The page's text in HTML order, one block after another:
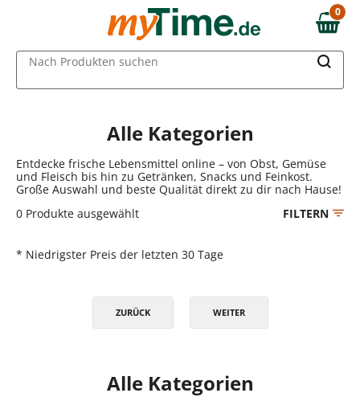
Zum Hauptinhalt springen
Zur Navigation springen
Zur Suche springen
0,00 €
0
Nach Produkten suchen
Alle Kategorien
Entdecke frische Lebensmittel online – von Obst, Gemüse
und Fleisch bis hin zu Getränken, Snacks und Feinkost.
Große Auswahl und beste Qualität direkt zu dir nach Hause!
0 Produkte ausgewählt FILTERN
* Niedrigster Preis der letzten 30 Tage
ZURÜCK WEITER
Alle Kategorien